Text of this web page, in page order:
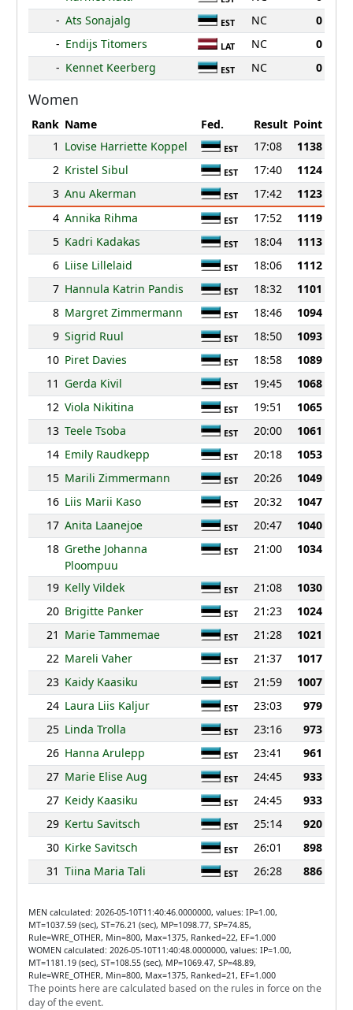
- Ats Sonajalg EST NC
0
- Endijs Titomers LAT NC
0
- Kennet Keerberg EST NC 0
Women
Rank Name Fed. Result Point
1 Lovise Harriette Koppel EST 17:08
1138
2 Kristel Sibul EST 17:40
1124
3 Anu Akerman EST 17:42
1123
4 Annika Rihma EST 17:52
1119
5 Kadri Kadakas EST 18:04
1113
6 Liise Lillelaid EST 18:06
1112
7 Hannula Katrin Pandis EST 18:32
1101
8 Margret Zimmermann EST 18:46
1094
9 Sigrid Ruul EST 18:50
1093
10 Piret Davies EST 18:58
1089
11 Gerda Kivil EST 19:45
1068
12 Viola Nikitina EST 19:51
1065
13 Teele Tsoba EST 20:00
1061
14 Emily Raudkepp EST 20:18
1053
15 Marili Zimmermann EST 20:26
1049
16 Liis Marii Kaso EST 20:32
1047
17 Anita Laanejoe EST 20:47
1040
18 Grethe Johanna
Ploompuu
EST 21:00 1034
19 Kelly Vildek EST 21:08
1030
20 Brigitte Panker EST 21:23
1024
21 Marie Tammemae EST 21:28
1021
22 Mareli Vaher EST 21:37
1017
23 Kaidy Kaasiku EST 21:59
1007
24 Laura Liis Kaljur EST 23:03
979
25 Linda Trolla EST 23:16
973
26 Hanna Arulepp EST 23:41
961
27 Marie Elise Aug EST 24:45
933
27 Keidy Kaasiku EST 24:45
933
29 Kertu Savitsch EST 25:14
920
30 Kirke Savitsch EST 26:01
898
31 Tiina Maria Tali EST 26:28 886
MEN calculated: 2026-05-10T11:40:46.0000000, values: IP=1.00,
MT=1037.59 (sec), ST=76.21 (sec), MP=1098.77, SP=74.85,
Rule=WRE_OTHER, Min=800, Max=1375, Ranked=22, EF=1.000
WOMEN calculated: 2026-05-10T11:40:48.0000000, values: IP=1.00,
MT=1181.19 (sec), ST=108.55 (sec), MP=1069.47, SP=48.89,
Rule=WRE_OTHER, Min=800, Max=1375, Ranked=21, EF=1.000
The points here are calculated based on the rules in force on the
day of the event.